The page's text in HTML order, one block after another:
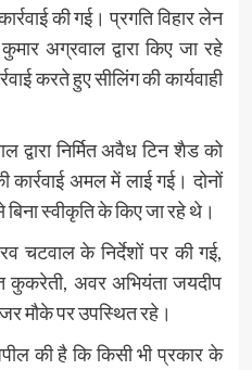
की गई। प्रगति विहार लेन
अग्रवाल द्वारा किए जा रहे
करते हुए सीलिंग की कार्यवाही
द्वारा निर्मित अवैध टिन शैड को
अमल में लाई गई। दोनों
बिना स्वीकृति के किए जा रहे थे।
चटवाल के निर्देशों पर की गई,
कुकरेती, अवर अभियंता जयदीप
मौके पर उपस्थित रहे।
की है कि किसी भी प्रकार के